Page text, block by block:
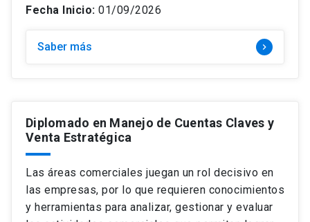
Marketing y Ventas
Personas y Liderazgo
Online: Clases en vivo
Presencial
$0 – $1.499.000
$1.500.000 – $2.499.000
Fecha Inicio: 01/09/2026
Saber más keyboard_arrow_right
Diplomado en Manejo de Cuentas Claves y
Venta Estratégica
Las áreas comerciales juegan un rol decisivo en
las empresas, por lo que requieren conocimientos
y herramientas para analizar, gestionar y evaluar